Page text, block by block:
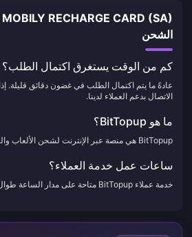
الشحن
كم من الوقت يستغرق اكتمال الطلب؟
عادةً ما يتم اكتمال الطلب في غضون دقائق قليلة.
الاتصال بدعم العملاء لدينا.
ما هو BitTopup؟
BitTopup هي منصة عبر الإنترنت لشحن الألعاب والخدمات بسرعة وأمان.
ساعات عمل خدمة العملاء؟
خدمة عملاء BitTopup متاحة على مدار الساعة طوال أيام الأسبوع 24/7.